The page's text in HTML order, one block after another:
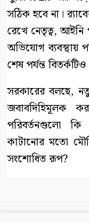
সঠিক হবে না।
রেখে নেতৃত্ব, আইনি
অভিযোগ ব্যবস্থায়
শেষ পর্যন্ত
সরকারের বলছে,
জবাবদিহিমূলক
পরিবর্তনগুলো কি
কাটানোর মতো
সংশোধিত রূপ?